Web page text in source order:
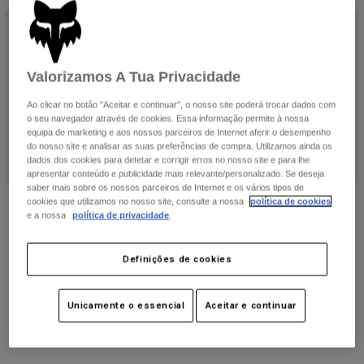
Calças
Calções
Casacos
Luvas
Protecções
Meias
Acessórios
Peças sobressalentes
Calças
Casacos
Protections
Óculos
Meias
Bolsas e acessórios
Spare parts
Camisas
Ver tudo
Women
T-Shirts & Tops
Sweatshirts Com ou Sem Fecho de Correr
Casacos
Ver tudo
Youth
Proteções
Óculos de Proteção
Meias
Moto
Capacetes
Camisolas
Calças
Óculos de Proteção
Camisa de Manga Longa de Flanela
Stretch Survivalist Feminina
Price reduced from
79,99 €to 51,99 €
Product swatch type of Coral.
Product swatch type of Creme.
Camisa de Manga Longa de Flanela
Price reduced from
69,99 €to 45,49 €
Product swatch type of Cinzento
Product swatch type of
Valorizamos A Tua Privacidade
Ao clicar no botão "Aceitar e continuar", o nosso site poderá trocar dados com
o seu navegador através de cookies. Essa informação permite à nossa
equipa de marketing e aos nossos parceiros de Internet aferir o desempenho
do nosso site e analisar as suas preferências de compra. Utilizamos ainda os
dados dos cookies para detetar e corrigir erros no nosso site e para lhe
apresentar conteúdo e publicidade mais relevante/personalizado. Se deseja
saber mais sobre os nossos parceiros de Internet e os vários tipos de
cookies que utilizamos no nosso site, consulte a nossa
política de cookies
e a nossa
política de privacidade.
Definições de cookies
Unicamente o essencial Aceitar e continuar